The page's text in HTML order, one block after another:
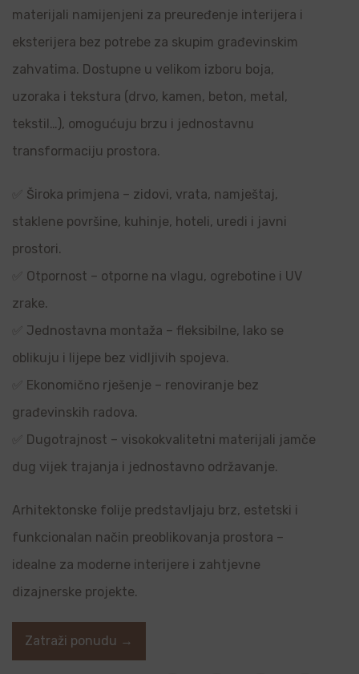
materijali namijenjeni za preuređenje interijera i
eksterijera bez potrebe za skupim građevinskim
zahvatima. Dostupne u velikom izboru boja,
uzoraka i tekstura (drvo, kamen, beton, metal,
tekstil…), omogućuju brzu i jednostavnu
transformaciju prostora.
✅ Široka primjena – zidovi, vrata, namještaj,
staklene površine, kuhinje, hoteli, uredi i javni
prostori.
✅ Otpornost – otporne na vlagu, ogrebotine i UV
zrake.
✅ Jednostavna montaža – fleksibilne, lako se
oblikuju i lijepe bez vidljivih spojeva.
✅ Ekonomično rješenje – renoviranje bez
građevinskih radova.
✅ Dugotrajnost – visokokvalitetni materijali jamče
dug vijek trajanja i jednostavno održavanje.
Arhitektonske folije predstavljaju brz, estetski i
funkcionalan način preoblikovanja prostora –
idealne za moderne interijere i zahtjevne
dizajnerske projekte.
Zatraži ponudu →